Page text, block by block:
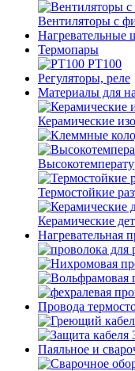
Вентиляторы с
Нагревательные
Термопары
PT100
Регуляторы, реле
Материалы для
Керамические
Термостойкие
Керамические
Нагревательная
Провода
Паяльное и